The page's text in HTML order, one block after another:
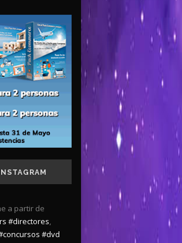
a partir de
#directores,
#dvd